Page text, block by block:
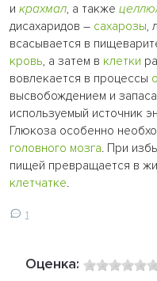
и крахмал, а также
дисахаридов – сахарозы,
всасывается в
кровь, а затем в клетки
вовлекается в процессы
высвобождением и
используемый источник
Глюкоза особенно
головного мозга. При
пищей превращается в
клетчатке.
1
Оценка: